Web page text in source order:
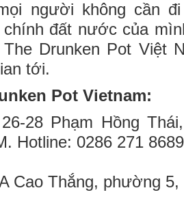
người không cần
đất nước của
Drunken Pot Việt
tới.
Pot Vietnam:
28 Phạm Hồng
Hotline: 0286 271
Cao Thắng, phường